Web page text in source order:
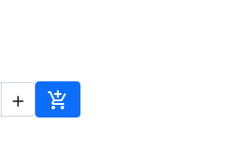
 
Dodaj do koszyka